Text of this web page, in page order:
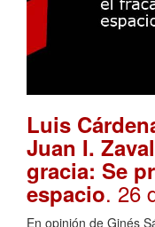
Luis
Juan I.
gracia: Se
espacio. 26
En opinión de Ginés